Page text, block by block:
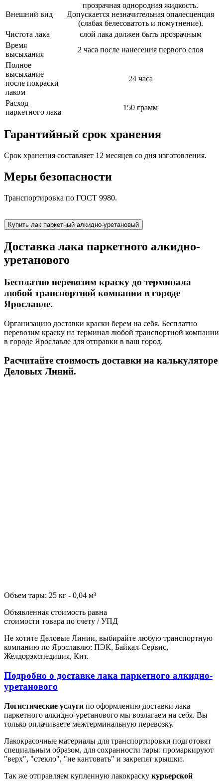
Внешний вид
прозрачная однородная жидкость.
Допускается незначительная опалесценция
(слабая белесоватоть и помутнение).
Чистота лака
слой лака должен быть прозрачным
Время
высыхания
2 часа после нанесения первого слоя
Полное
высыхание
после покраски
лаком
24 часа
Расход
паркетного лака
150 грамм
Гарантийный срок хранения
Срок хранения составляет 12 месяцев со дня изготовления.
Меры безопасности
Транспортировка по ГОСТ 9980.
Купить лак паркетный алкидно-уретановый
Доставка лака паркетного алкидно-
уретанового
Бесплатно перевозим краску до терминала
любой транспортной компании в городе
Ярославле.
Организацию доставки краски берем на себя. Бесплатно
перевозим краску на терминал любой транспортной компании
в городе Ярославле для отправки в ваш город.
Расчитайте стоимость доставки на калькуляторе
Деловых Линий.
Объем тары: 25 кг - 0,04 м³
Объявленная стоимость равна
стоимости товара по счету / УПД
Не хотите Деловые Линии, выбирайте любую транспортную
компанию по Ярославлю: ПЭК, Байкал-Сервис,
Желдорэкспедиция, Кит.
Подробно о доставке лака паркетного алкидно-
уретанового
Логистические услуги по оформлению доставки лака
паркетного алкидно-уретанового мы возлагаем на себя. Вы
только оплачиваете межтерминальную перевозку.
Лакокрасочные материалы для транспортировки подготовят
специальным образом, для сохранности тары: промаркируют
"верх", "стекло", "не кантовать" и закрепят крышки.
Так же отправляем купленную лакокраску курьерской